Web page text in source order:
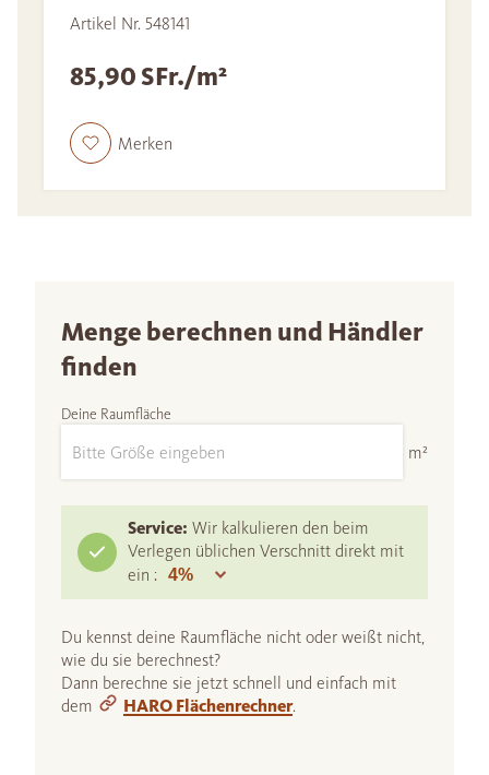
Artikel Nr. 548141
85,90 SFr./m²
Merken
Menge berechnen und Händler
finden
Deine Raumfläche
m²
Service: Wir kalkulieren den beim
Verlegen üblichen Verschnitt direkt mit
ein :
Du kennst deine Raumfläche nicht oder weißt nicht,
wie du sie berechnest?
Dann berechne sie jetzt schnell und einfach mit
dem
HARO Flächenrechner.